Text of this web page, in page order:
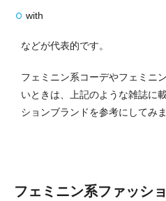
with
などが代表的です。
フェミニン系コーデやフェミニ
いときは、上記のような雑誌に
ションブランドを参考にしてみま
フェミニン系ファッシ